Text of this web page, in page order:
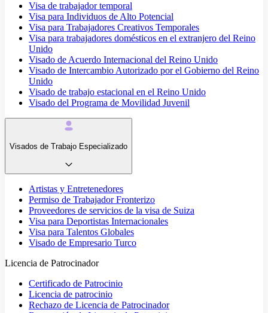
Visa de trabajador temporal
Visa para Individuos de Alto Potencial
Visa para Trabajadores Creativos Temporales
Visa para trabajadores domésticos en el extranjero del Reino
Unido
Visado de Acuerdo Internacional del Reino Unido
Visado de Intercambio Autorizado por el Gobierno del Reino
Unido
Visado de trabajo estacional en el Reino Unido
Visado del Programa de Movilidad Juvenil
Visados de Trabajo Especializado
Artistas y Entretenedores
Permiso de Trabajador Fronterizo
Proveedores de servicios de la visa de Suiza
Visa para Deportistas Internacionales
Visa para Talentos Globales
Visado de Empresario Turco
Licencia de Patrocinador
Certificado de Patrocinio
Licencia de patrocinio
Rechazo de Licencia de Patrocinador